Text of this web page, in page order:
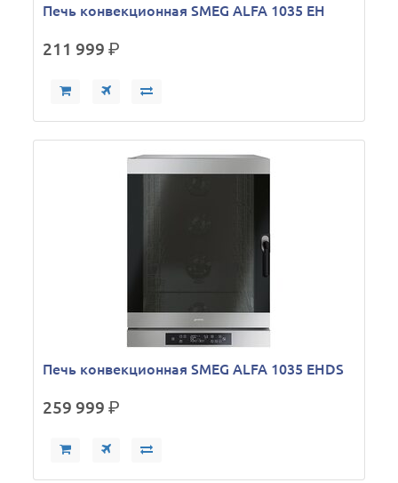
Печь конвекционная SMEG ALFA 1035 EH
211 999р.
Печь конвекционная SMEG ALFA 1035 EHDS
259 999р.